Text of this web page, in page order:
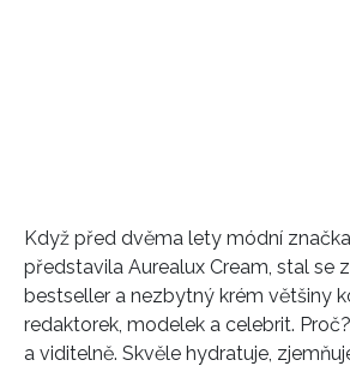
Když před dvěma lety módní
představila Aurealux Cream, stal se
bestseller a nezbytný krém většiny
redaktorek, modelek a celebrit.
a viditelně. Skvěle hydratuje,